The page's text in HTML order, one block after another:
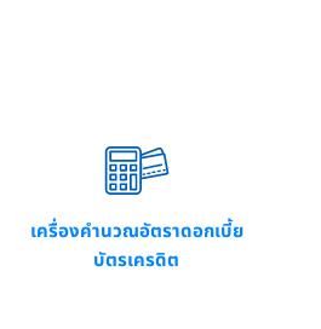
เครื่องคำนวณอัตราดอกเบี้ย
บัตรเครดิต